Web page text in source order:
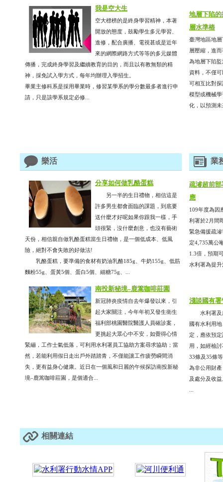
我是空大生
空大標榜的是終身學習精神，本著
開放的態度，鼓勵學生多元學習、
進修，配合廣播、電視甚或是近年
來的網際網路方式等等的多元媒體
傳播，完成終身學習及繼續教育的目的，而且以有教無類的精
神，採免試入學方式，每年均辦理入學招生。
畢業主修科系是採用畢業時，修習某學系的學分數最多者進行申
請，只是該學系規定必修...
地層下陷
層水準樁
臺灣地區地
層壓縮，進
為地層下陷
資料，不僅
可相互比對
模型或機械
化，以預測
樂活
分享如何做乳酪蛋糕
另一半的生日禮物，相信這是
許多男生都會面臨的課題，到底要
送什麼才好呢如果你跟我一樣，手
頭很緊，沒什麼創意，也沒有藝術
天份，相信親自做乳酪蛋糕當生日禮物，是一個低成本、低風
險，絕對不會失敗的好做法!
乳酪蛋糕，要準備的食材有奶油乳酪185g、牛奶155g、低筋
麵粉55g、蛋黃5個、蛋白5個、細糖75g、...
南投新秘境–鹿篙咖啡莊園
新冠肺炎疫情自去年爆發以來，引
起大家關注，今年年初又發生衛生
福利部桃園醫院醫護人員確診案，
更挑起大眾心中不安，如覺得心情
緊繃，工作士氣低落，可利用水利署員工協助方案尋求協助；當
然，若能利用假日走出戶外踏踏青，不僅能讓工作疲勞瞬間消
失，更有益身心健康。近日在一個風和日麗的午候探訪南投新秘
境–鹿篙咖啡莊園，是個適合...
業
疏濬超前
應
109年度為因
利署於2月間
緊急備援疏
定4,735萬公
1.3倍，預期
水利署為提
淺談國有
水利署及所
國有水利用
定，應依預
用，如經檢
33條及35條
為非公用財
及處分及收益
相關連結